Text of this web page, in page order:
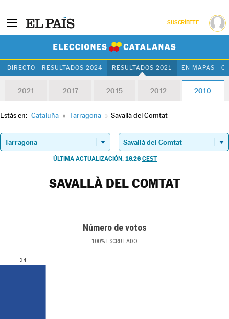
SUSCRÍBETE
DIRECTO RESULTADOS 2024 RESULTADOS 2021 EN MAPAS
2021 2017 2015 2012 2010
Estás en: Cataluña » Tarragona » Savallà del Comtat
ÚLTIMA ACTUALIZACIÓN: 19.26 CEST
SAVALLÀ DEL COMTAT
Número de votos
100% ESCRUTADO
34